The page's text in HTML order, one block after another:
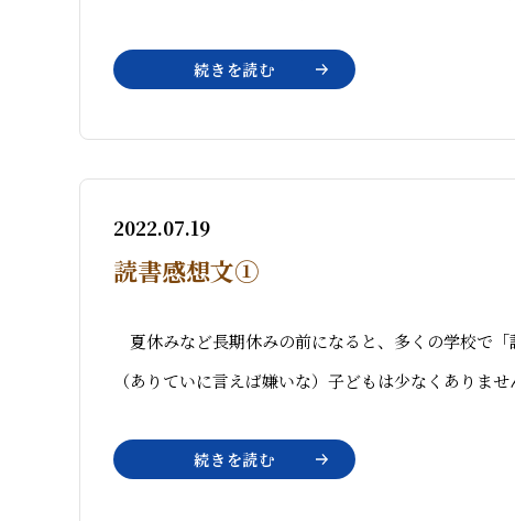
続きを読む
2022.07.19
読書感想文①
夏休みなど長期休みの前になると、多くの学校で
（ありていに言えば嫌いな）子どもは少なくありま
続きを読む